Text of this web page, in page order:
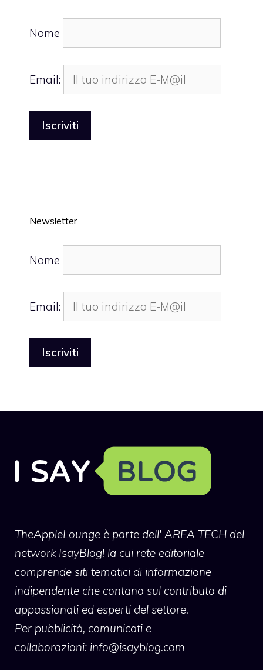
Nome
Email:
Newsletter
Nome
Email:
TheAppleLounge è parte dell' AREA TECH del
network IsayBlog! la cui rete editoriale
comprende siti tematici di informazione
indipendente che contano sul contributo di
appassionati ed esperti del settore.
Per pubblicità, comunicati e
collaborazioni: info@isayblog.com